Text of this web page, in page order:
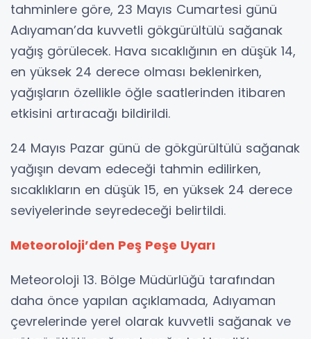
tahminlere göre, 23 Mayıs Cumartesi günü
Adıyaman’da kuvvetli gökgürültülü sağanak
yağış görülecek. Hava sıcaklığının en düşük 14,
en yüksek 24 derece olması beklenirken,
yağışların özellikle öğle saatlerinden itibaren
etkisini artıracağı bildirildi.
24 Mayıs Pazar günü de gökgürültülü sağanak
yağışın devam edeceği tahmin edilirken,
sıcaklıkların en düşük 15, en yüksek 24 derece
seviyelerinde seyredeceği belirtildi.
Meteoroloji’den Peş Peşe Uyarı
Meteoroloji 13. Bölge Müdürlüğü tarafından
daha önce yapılan açıklamada, Adıyaman
çevrelerinde yerel olarak kuvvetli sağanak ve